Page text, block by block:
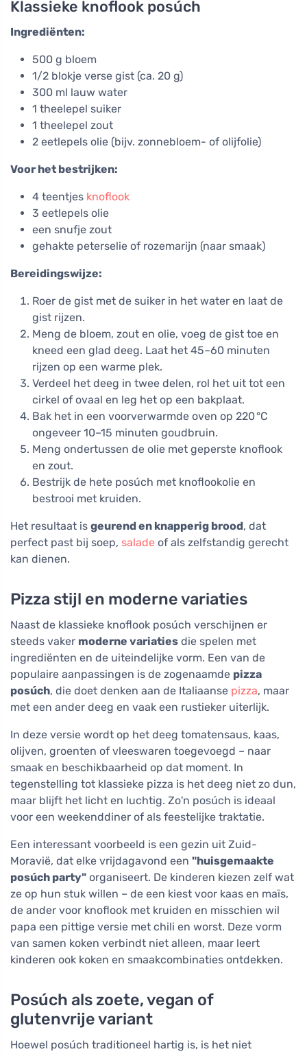
Klassieke knoflook posúch
Ingrediënten:
500 g bloem
1/2 blokje verse gist (ca. 20 g)
300 ml lauw water
1 theelepel suiker
1 theelepel zout
2 eetlepels olie (bijv. zonnebloem- of olijfolie)
Voor het bestrijken:
4 teentjes knoflook
3 eetlepels olie
een snufje zout
gehakte peterselie of rozemarijn (naar smaak)
Bereidingswijze:
Roer de gist met de suiker in het water en laat de
gist rijzen.
Meng de bloem, zout en olie, voeg de gist toe en
kneed een glad deeg. Laat het 45–60 minuten
rijzen op een warme plek.
Verdeel het deeg in twee delen, rol het uit tot een
cirkel of ovaal en leg het op een bakplaat.
Bak het in een voorverwarmde oven op 220 °C
ongeveer 10–15 minuten goudbruin.
Meng ondertussen de olie met geperste knoflook
en zout.
Bestrijk de hete posúch met knoflookolie en
bestrooi met kruiden.
Het resultaat is geurend en knapperig brood, dat
perfect past bij soep, salade of als zelfstandig gerecht
kan dienen.
Pizza stijl en moderne variaties
Naast de klassieke knoflook posúch verschijnen er
steeds vaker moderne variaties die spelen met
ingrediënten en de uiteindelijke vorm. Een van de
populaire aanpassingen is de zogenaamde pizza
posúch, die doet denken aan de Italiaanse pizza, maar
met een ander deeg en vaak een rustieker uiterlijk.
In deze versie wordt op het deeg tomatensaus, kaas,
olijven, groenten of vleeswaren toegevoegd – naar
smaak en beschikbaarheid op dat moment. In
tegenstelling tot klassieke pizza is het deeg niet zo dun,
maar blijft het licht en luchtig. Zo'n posúch is ideaal
voor een weekenddiner of als feestelijke traktatie.
Een interessant voorbeeld is een gezin uit Zuid-
Moravië, dat elke vrijdagavond een "huisgemaakte
posúch party" organiseert. De kinderen kiezen zelf wat
ze op hun stuk willen – de een kiest voor kaas en maïs,
de ander voor knoflook met kruiden en misschien wil
papa een pittige versie met chili en worst. Deze vorm
van samen koken verbindt niet alleen, maar leert
kinderen ook koken en smaakcombinaties ontdekken.
Posúch als zoete, vegan of
glutenvrije variant
Hoewel posúch traditioneel hartig is, is het niet